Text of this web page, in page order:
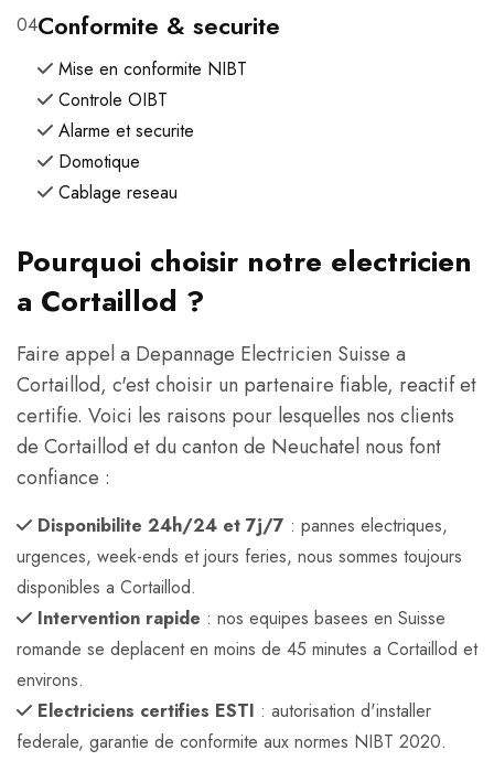
04Conformite & securite
Mise en conformite NIBT
Controle OIBT
Alarme et securite
Domotique
Cablage reseau
Pourquoi choisir notre electricien
a Cortaillod ?
Faire appel a Depannage Electricien Suisse a
Cortaillod, c'est choisir un partenaire fiable, reactif et
certifie. Voici les raisons pour lesquelles nos clients
de Cortaillod et du canton de Neuchatel nous font
confiance :
Disponibilite 24h/24 et 7j/7 : pannes electriques,
urgences, week-ends et jours feries, nous sommes toujours
disponibles a Cortaillod.
Intervention rapide : nos equipes basees en Suisse
romande se deplacent en moins de 45 minutes a Cortaillod et
environs.
Electriciens certifies ESTI : autorisation d'installer
federale, garantie de conformite aux normes NIBT 2020.